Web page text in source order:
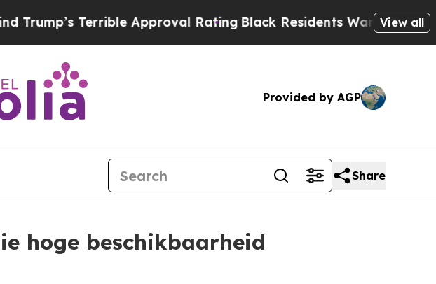
Terrible Approval RatingBlack Residents Warned of AbusiveView all
Provided by AGP
Share
hoge beschikbaarheid